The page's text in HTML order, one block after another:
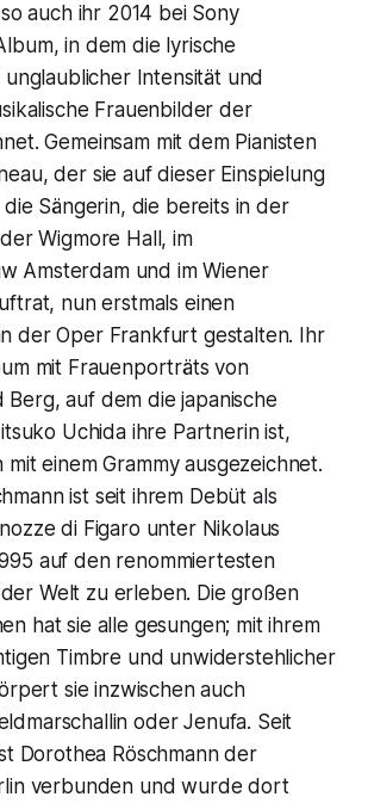
auch ihr 2014 bei Sony
in dem die lyrische
unglaublicher Intensität und
Frauenbilder der
Gemeinsam mit dem Pianisten
der sie auf dieser Einspielung
Sängerin, die bereits in der
Wigmore Hall, im
Amsterdam und im Wiener
nun erstmals einen
der Oper Frankfurt gestalten. Ihr
mit Frauenporträts von
Berg, auf dem die japanische
Uchida ihre Partnerin ist,
einem Grammy ausgezeichnet.
ist seit ihrem Debüt als
di Figaro unter Nikolaus
auf den renommiertesten
Welt zu erleben. Die großen
hat sie alle gesungen; mit ihrem
Timbre und unwiderstehlicher
sie inzwischen auch
oder Jenufa. Seit
Dorothea Röschmann der
verbunden und wurde dort